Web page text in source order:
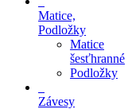
Matice,
Podložky
Matice
šesťhranné
Podložky
Závesy